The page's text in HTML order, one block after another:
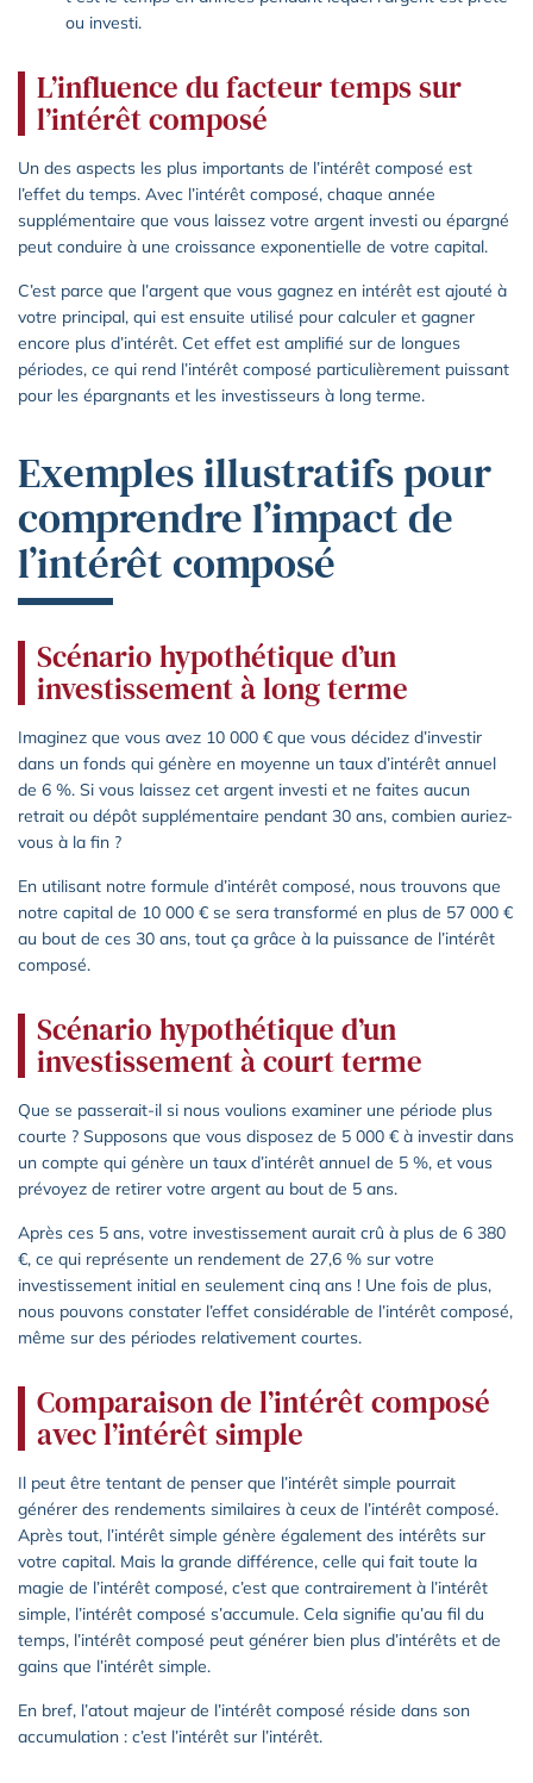
ou investi.
L’influence du facteur temps sur
l’intérêt composé
Un des aspects les plus importants de l’intérêt composé est
l’effet du temps. Avec l’intérêt composé, chaque année
supplémentaire que vous laissez votre argent investi ou épargné
peut conduire à une croissance exponentielle de votre capital.
C’est parce que l’argent que vous gagnez en intérêt est ajouté à
votre principal, qui est ensuite utilisé pour calculer et gagner
encore plus d’intérêt. Cet effet est amplifié sur de longues
périodes, ce qui rend l’intérêt composé particulièrement puissant
pour les épargnants et les investisseurs à long terme.
Exemples illustratifs pour
comprendre l’impact de
l’intérêt composé
Scénario hypothétique d’un
investissement à long terme
Imaginez que vous avez 10 000 € que vous décidez d’investir
dans un fonds qui génère en moyenne un taux d’intérêt annuel
de 6 %. Si vous laissez cet argent investi et ne faites aucun
retrait ou dépôt supplémentaire pendant 30 ans, combien auriez-
vous à la fin ?
En utilisant notre formule d’intérêt composé, nous trouvons que
notre capital de 10 000 € se sera transformé en plus de 57 000 €
au bout de ces 30 ans, tout ça grâce à la puissance de l’intérêt
composé.
Scénario hypothétique d’un
investissement à court terme
Que se passerait-il si nous voulions examiner une période plus
courte ? Supposons que vous disposez de 5 000 € à investir dans
un compte qui génère un taux d’intérêt annuel de 5 %, et vous
prévoyez de retirer votre argent au bout de 5 ans.
Après ces 5 ans, votre investissement aurait crû à plus de 6 380
€, ce qui représente un rendement de 27,6 % sur votre
investissement initial en seulement cinq ans ! Une fois de plus,
nous pouvons constater l’effet considérable de l’intérêt composé,
même sur des périodes relativement courtes.
Comparaison de l’intérêt composé
avec l’intérêt simple
Il peut être tentant de penser que l’intérêt simple pourrait
générer des rendements similaires à ceux de l’intérêt composé.
Après tout, l’intérêt simple génère également des intérêts sur
votre capital. Mais la grande différence, celle qui fait toute la
magie de l’intérêt composé, c’est que contrairement à l’intérêt
simple, l’intérêt composé s’accumule. Cela signifie qu’au fil du
temps, l’intérêt composé peut générer bien plus d’intérêts et de
gains que l’intérêt simple.
En bref, l’atout majeur de l’intérêt composé réside dans son
accumulation : c’est l’intérêt sur l’intérêt.